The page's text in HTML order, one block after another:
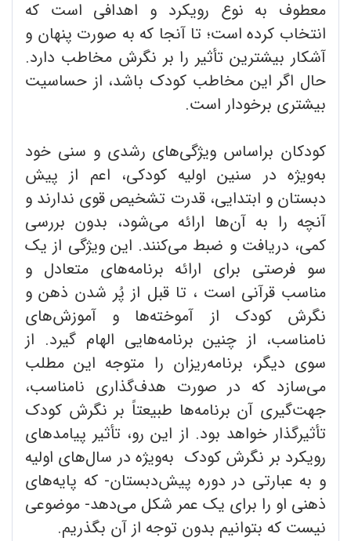
معطوف به نوع رویکرد و اهدافی است که
انتخاب کرده است؛ تا آنجا که به صورت پنهان و
آشکار بیشترین تأثیر را بر نگرش مخاطب دارد.
حال اگر این مخاطب کودک باشد، از حساسیت
بیشتری برخودار است.
کودکان براساس ویژگی‌های رشدی و سنی خود
به‌ویژه در سنین اولیه کودکی، اعم از پیش
دبستان و ابتدایی، قدرت تشخیص قوی ندارند و
آنچه را به آن‌ها ارائه می‌شود، بدون بررسی
کمی، دریافت و ضبط می‌کنند. این ویژگی از یک
سو فرصتی برای ارائه برنامه‌های متعادل و
مناسب قرآنی است ، تا قبل از پُر شدن ذهن و
نگرش کودک از آموخته‌ها و آموزش‌های
نامناسب، از چنین برنامه‌هایی الهام گیرد. از
سوی دیگر، برنامه‌ریزان را متوجه این مطلب
می‌سازد که در صورت هدف‌گذاری نامناسب،
جهت‌گیری آن برنامه‌ها طبیعتاً بر نگرش کودک
تأثیرگذار خواهد بود. از این رو، تأثیر پیامدهای
رویکرد بر نگرش کودک به‌ویژه در سال‌های اولیه
و به عبارتی در دوره پیش‌دبستان- که پایه‌های
ذهنی او را برای یک عمر شکل می‌دهد- موضوعی
نیست که بتوانیم بدون توجه از آن بگذریم.